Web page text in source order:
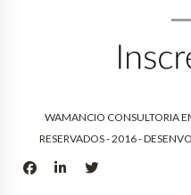
WAMANCIO CONSULTORIA
RESERVADOS - 2016 -